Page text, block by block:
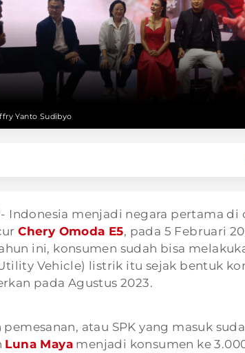
Yanto Sudibyo
Indonesia menjadi negara pertama di
Chery Omoda E5, pada 5 Februari
ini, konsumen sudah bisa
Vehicle) listrik itu sejak bentuk
pada Agustus 2023.
atau SPK yang masuk
Luna Mayamenjadi konsumen ke